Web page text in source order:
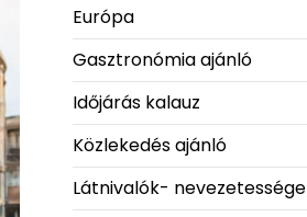
Európa
Gasztronómia ajánló
Időjárás kalauz
Közlekedés ajánló
Látnivalók-